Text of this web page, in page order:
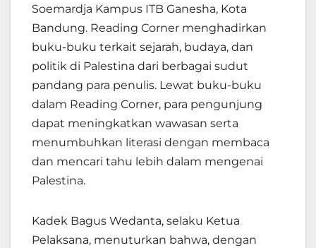
Soemardja Kampus ITB Ganesha, Kota
Bandung. Reading Corner menghadirkan
buku-buku terkait sejarah, budaya, dan
politik di Palestina dari berbagai sudut
pandang para penulis. Lewat buku-buku
dalam Reading Corner, para pengunjung
dapat meningkatkan wawasan serta
menumbuhkan literasi dengan membaca
dan mencari tahu lebih dalam mengenai
Palestina.
Kadek Bagus Wedanta, selaku Ketua
Pelaksana, menuturkan bahwa, dengan